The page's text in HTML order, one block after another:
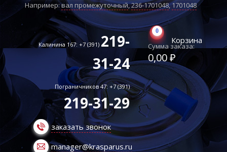
Например:вал промежуточный,236-1701048,1701048
Калинина 167: +7 (391) 219-
31-24
Пограничников 47: +7 (391)
219-31-29
заказать звонок
manager@krasparus.ru
0
Корзина
Сумма заказа:
0,00 ₽